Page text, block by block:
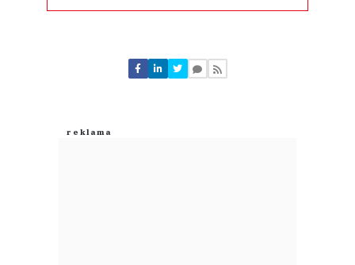
Nie znaleziono komentarzy
Zostaw swoje komentarze